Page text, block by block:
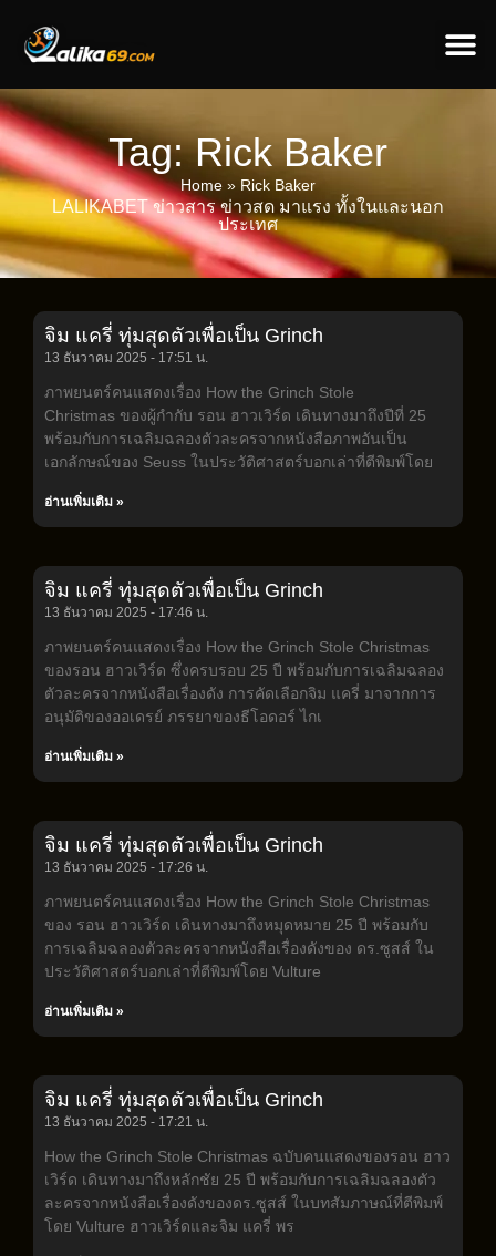
Tag: Rick Baker
Home » Rick Baker
LALIKABET ข่าวสาร ข่าวสด มาแรง ทั้งในและนอก
ประเทศ
จิม แครี่ ทุ่มสุดตัวเพื่อเป็น Grinch
13 ธันวาคม 2025 17:51 น.
ภาพยนตร์คนแสดงเรื่อง How the Grinch Stole
Christmas ของผู้กำกับ รอน ฮาวเวิร์ด เดินทางมาถึงปีที่ 25
พร้อมกับการเฉลิมฉลองตัวละครจากหนังสือภาพอันเป็น
เอกลักษณ์ของ Seuss ในประวัติศาสตร์บอกเล่าที่ตีพิมพ์โดย
อ่านเพิ่มเติม »
จิม แครี่ ทุ่มสุดตัวเพื่อเป็น Grinch
13 ธันวาคม 2025 17:46 น.
ภาพยนตร์คนแสดงเรื่อง How the Grinch Stole Christmas
ของรอน ฮาวเวิร์ด ซึ่งครบรอบ 25 ปี พร้อมกับการเฉลิมฉลอง
ตัวละครจากหนังสือเรื่องดัง การคัดเลือกจิม แครี่ มาจากการ
อนุมัติของออเดรย์ ภรรยาของธีโอดอร์ ไกเ
อ่านเพิ่มเติม »
จิม แครี่ ทุ่มสุดตัวเพื่อเป็น Grinch
13 ธันวาคม 2025 17:26 น.
ภาพยนตร์คนแสดงเรื่อง How the Grinch Stole Christmas
ของ รอน ฮาวเวิร์ด เดินทางมาถึงหมุดหมาย 25 ปี พร้อมกับ
การเฉลิมฉลองตัวละครจากหนังสือเรื่องดังของ ดร.ซูสส์ ใน
ประวัติศาสตร์บอกเล่าที่ตีพิมพ์โดย Vulture
อ่านเพิ่มเติม »
จิม แครี่ ทุ่มสุดตัวเพื่อเป็น Grinch
13 ธันวาคม 2025 17:21 น.
How the Grinch Stole Christmas ฉบับคนแสดงของรอน ฮาว
เวิร์ด เดินทางมาถึงหลักชัย 25 ปี พร้อมกับการเฉลิมฉลองตัว
ละครจากหนังสือเรื่องดังของดร.ซูสส์ ในบทสัมภาษณ์ที่ตีพิมพ์
โดย Vulture ฮาวเวิร์ดและจิม แครี่ พร